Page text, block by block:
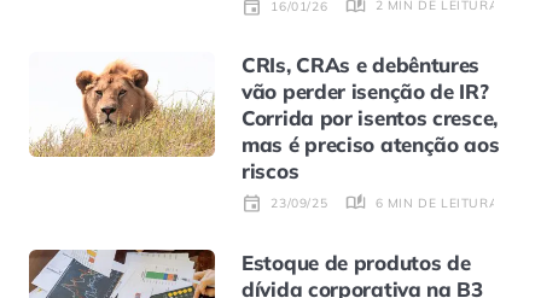
16/01/26 2 MIN DE LEITURA
CRIs, CRAs e debêntures
vão perder isenção de IR?
Corrida por isentos cresce,
mas é preciso atenção aos
riscos
23/09/25 6 MIN DE LEITURA
Estoque de produtos de
dívida corporativa na B3